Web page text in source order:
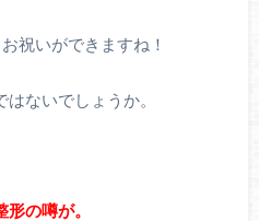
祝いができますね！
ないでしょうか。
の噂が。